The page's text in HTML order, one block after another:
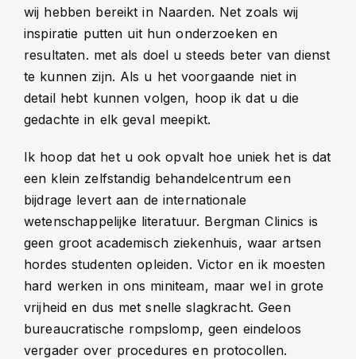
wij hebben bereikt in Naarden. Net zoals wij
inspiratie putten uit hun onderzoeken en
resultaten. met als doel u steeds beter van dienst
te kunnen zijn. Als u het voorgaande niet in
detail hebt kunnen volgen, hoop ik dat u die
gedachte in elk geval meepikt.
Ik hoop dat het u ook opvalt hoe uniek het is dat
een klein zelfstandig behandelcentrum een
bijdrage levert aan de internationale
wetenschappelijke literatuur. Bergman Clinics is
geen groot academisch ziekenhuis, waar artsen
hordes studenten opleiden. Victor en ik moesten
hard werken in ons miniteam, maar wel in grote
vrijheid en dus met snelle slagkracht. Geen
bureaucratische rompslomp, geen eindeloos
vergader over procedures en protocollen.